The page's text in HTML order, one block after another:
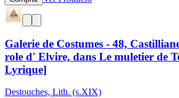
Galerie de Costumes - 48,
role d' Elvire, dans Le muletier de
Lyrique]
Destouches, Lith. (s.XIX)